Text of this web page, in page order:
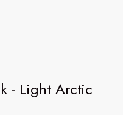
- Light Arctic